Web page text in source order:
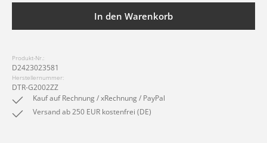
In den Warenkorb
Produkt-Nr.:
D2423023581
Herstellernummer:
DTR-G2002ZZ
Kauf auf Rechnung / xRechnung / PayPal
Versand ab 250 EUR kostenfrei (DE)